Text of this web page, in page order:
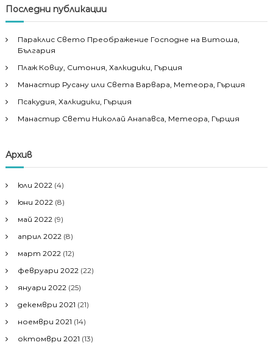
Последни публикации
Параклис Свето Преображение Господне на Витоша,
България
Плаж Ковиу, Ситония, Халкидики, Гърция
Манастир Русану или Света Варвара, Метеора, Гърция
Псакудия, Халкидики, Гърция
Манастир Свети Николай Анапавса, Метеора, Гърция
Архив
юли 2022 (4)
юни 2022 (8)
май 2022 (9)
април 2022 (8)
март 2022 (12)
февруари 2022 (22)
януари 2022 (25)
декември 2021 (21)
ноември 2021 (14)
октомври 2021 (13)